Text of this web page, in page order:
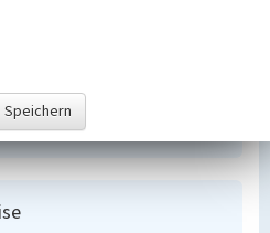
Fachdatenbank